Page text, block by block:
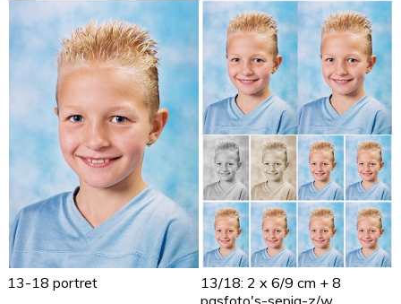
13-18 portret
13/18: 2 x 6/9 cm + 8